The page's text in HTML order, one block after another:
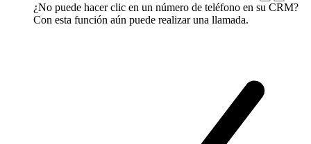
¿No puede hacer clic en un número de teléfono en su CRM?
Con esta función aún puede realizar una llamada.